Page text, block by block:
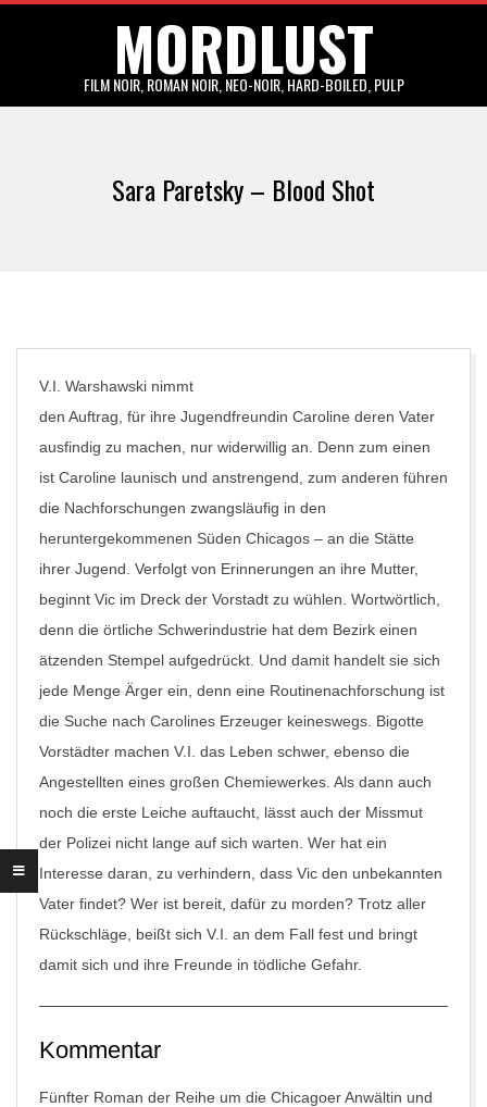
MORDLUST
FILM NOIR, ROMAN NOIR, NEO-NOIR, HARD-BOILED, PULP
Sara Paretsky – Blood Shot
V.I. Warshawski nimmt
den Auftrag, für ihre Jugendfreundin Caroline deren Vater
ausfindig zu machen, nur widerwillig an. Denn zum einen
ist Caroline launisch und anstrengend, zum anderen führen
die Nachforschungen zwangsläufig in den
heruntergekommenen Süden Chicagos – an die Stätte
ihrer Jugend. Verfolgt von Erinnerungen an ihre Mutter,
beginnt Vic im Dreck der Vorstadt zu wühlen. Wortwörtlich,
denn die örtliche Schwerindustrie hat dem Bezirk einen
ätzenden Stempel aufgedrückt. Und damit handelt sie sich
jede Menge Ärger ein, denn eine Routinenachforschung ist
die Suche nach Carolines Erzeuger keineswegs. Bigotte
Vorstädter machen V.I. das Leben schwer, ebenso die
Angestellten eines großen Chemiewerkes. Als dann auch
noch die erste Leiche auftaucht, lässt auch der Missmut
der Polizei nicht lange auf sich warten. Wer hat ein
Interesse daran, zu verhindern, dass Vic den unbekannten
Vater findet? Wer ist bereit, dafür zu morden? Trotz aller
Rückschläge, beißt sich V.I. an dem Fall fest und bringt
damit sich und ihre Freunde in tödliche Gefahr.
Kommentar
Fünfter Roman der Reihe um die Chicagoer Anwältin und